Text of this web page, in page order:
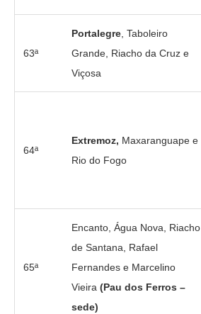
63ª
Portalegre, Taboleiro
Grande, Riacho da Cruz e
Viçosa
64ª
Extremoz, Maxaranguape e
Rio do Fogo
65ª
Encanto, Água Nova, Riacho
de Santana, Rafael
Fernandes e Marcelino
Vieira (Pau dos Ferros –
sede)